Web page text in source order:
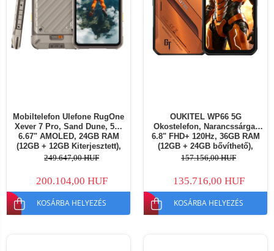
Mobiltelefon Ulefone RugOne
Xever 7 Pro, Sand Dune, 5G,
6.67" AMOLED, 24GB RAM
(12GB + 12GB Kiterjesztett),
512GB ROM, 50MP, Android
akkumulátor, Hőkamera, eSIM,
33W,
249.647,00 HUF
200.104,00 HUF
KOSÁRBA HELYEZÉS
OUKITEL WP66 5G
Okostelefon, Narancssárga,
6.8" FHD+ 120Hz, 36GB RAM
(12GB + 24GB bővíthető),
512GB, 11000mAh, Night
SIM
157.156,00 HUF
135.716,00 HUF
KOSÁRBA HELYEZÉS